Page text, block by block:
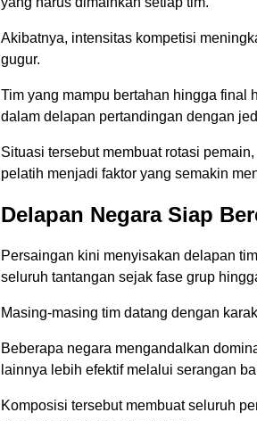
Akibatnya, intensitas kompetisi
gugur.
Tim yang mampu bertahan hingga final
dalam delapan pertandingan dengan
Situasi tersebut membuat rotasi
pelatih menjadi faktor yang semakin
Delapan Negara Siap
Persaingan kini menyisakan delapan
seluruh tantangan sejak fase grup
Masing-masing tim datang dengan
Beberapa negara mengandalkan
lainnya lebih efektif melalui serangan
Komposisi tersebut membuat seluruh